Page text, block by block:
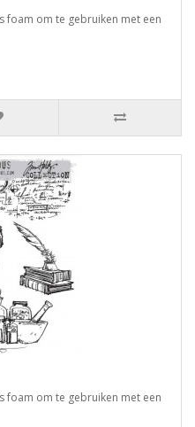
foam om te gebruiken met een
foam om te gebruiken met een